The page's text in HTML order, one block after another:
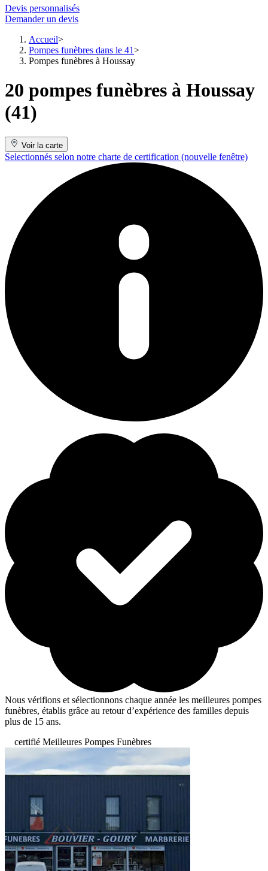
Devis personnalisés
Demander un devis
Accueil
Pompes funèbres dans le 41
Pompes funèbres à Houssay
20 pompes funèbres à Houssay
(41)
Voir la carte
Selectionnés selon notre charte de certification (nouvelle fenêtre)
Nous vérifions et sélectionnons chaque année les meilleures pompes
funèbres, établis grâce au retour d’expérience des familles depuis
plus de 15 ans.
certifié Meilleures Pompes Funèbres